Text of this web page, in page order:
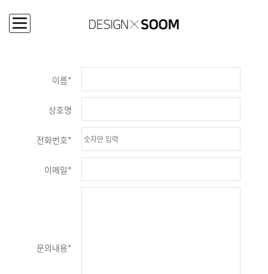
이름*
상호명
전화번호*
이메일*
문의내용*